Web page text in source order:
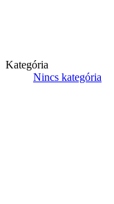
Kategória
Nincs kategória